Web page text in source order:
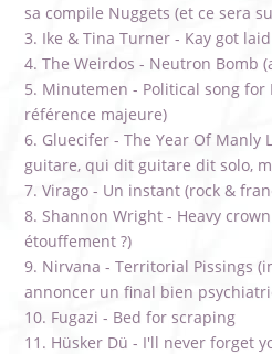
sa compile Nuggets (et ce sera
Ike & Tina Turner - Kay got laid
The Weirdos - Neutron Bomb
Minutemen - Political song for
référence majeure)
Gluecifer - The Year Of Manly
guitare, qui dit guitare dit solo,
Virago - Un instant (rock &
Shannon Wright - Heavy
étouffement ?)
Nirvana - Territorial Pissings
annoncer un final bien
Fugazi - Bed for scraping
Hüsker Dü - I'll never forget